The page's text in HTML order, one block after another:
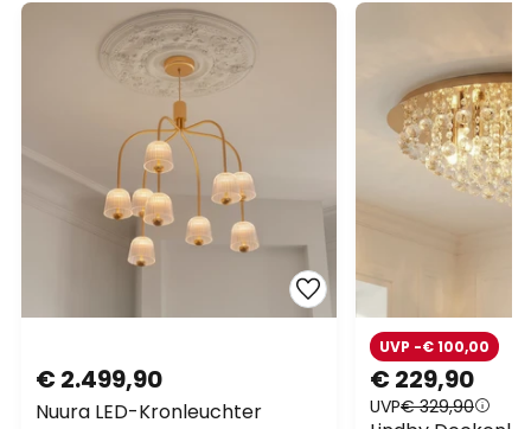
€ 2.499,90
Nuura LED-Kronleuchter
€ 229,90
UVP€ 329,90
UVP -€ 100,00